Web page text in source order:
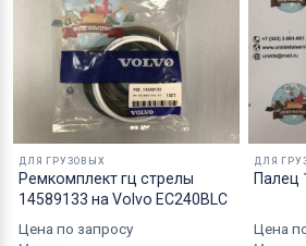
Коробки оптимального
надежным уровнем защиты.
Специалисты компании
мероприятия по
перевозке вашего заказа
страны СНГ, Азии и ЕС.
ДЛЯ ГРУЗОВЫХ
Ремкомплект гц стрелы
14589133 на Volvo EC240BLC
Цена по запросу
ДЛЯ
Палец
Цена